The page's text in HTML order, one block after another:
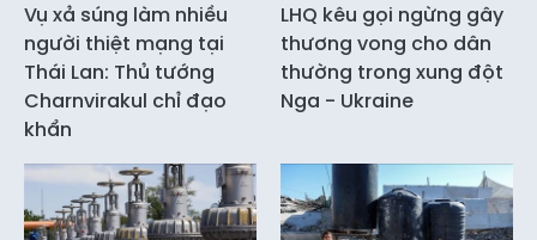
Vụ xả súng làm nhiều
người thiệt mạng tại
Thái Lan: Thủ tướng
Charnvirakul chỉ đạo
khẩn
LHQ kêu gọi ngừng gây
thương vong cho dân
thường trong xung đột
Nga - Ukraine